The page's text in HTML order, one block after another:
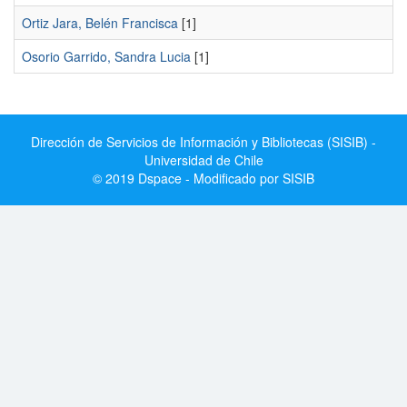
Ortiz Jara, Belén Francisca [1]
Osorio Garrido, Sandra Lucia [1]
Dirección de Servicios de Información y Bibliotecas (SISIB) -
Universidad de Chile
© 2019 Dspace - Modificado por SISIB